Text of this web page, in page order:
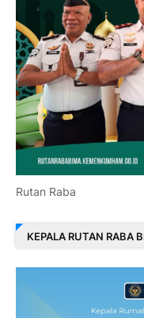
Rutan Raba
KEPALA RUTAN RABA